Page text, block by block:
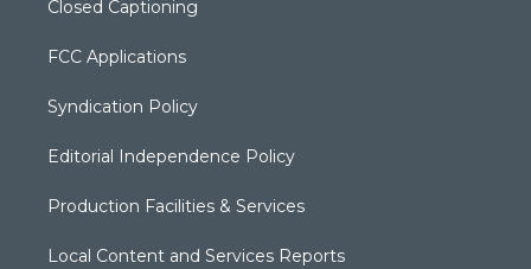
Closed Captioning
FCC Applications
Syndication Policy
Editorial Independence Policy
Production Facilities & Services
Local Content and Services Reports